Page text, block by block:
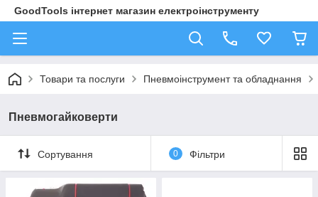
GoodTools інтернет магазин електроінструменту
Товари та послуги Пневмоінструмент та обладнання
Пневмогайковерти
Сортування 0 Фільтри